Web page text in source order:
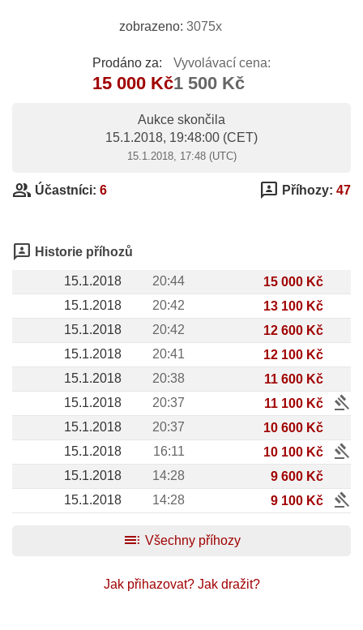
zobrazeno: 3075x
Prodáno za:
15 000 Kč
Vyvolávací cena:
1 500 Kč
Aukce skončila
15.1.2018, 19:48:00 (CET)
15.1.2018, 17:48 (UTC)
group Účastníci: 6 3p Příhozy: 47
3p Historie příhozů
15.1.2018 20:44
15 000 Kč
15.1.2018
20:42
13 100 Kč
15.1.2018
20:42
12 600 Kč
15.1.2018
20:41
12 100 Kč
15.1.2018
20:38
11 600 Kč
15.1.2018
20:37 11 100 Kč gavel
15.1.2018 20:37
10 600 Kč
15.1.2018
16:11 10 100 Kč gavel
15.1.2018 14:28
9 600 Kč
15.1.2018
14:28 9 100 Kč
gavel
toc Všechny příhozy
Jak přihazovat? Jak dražit?